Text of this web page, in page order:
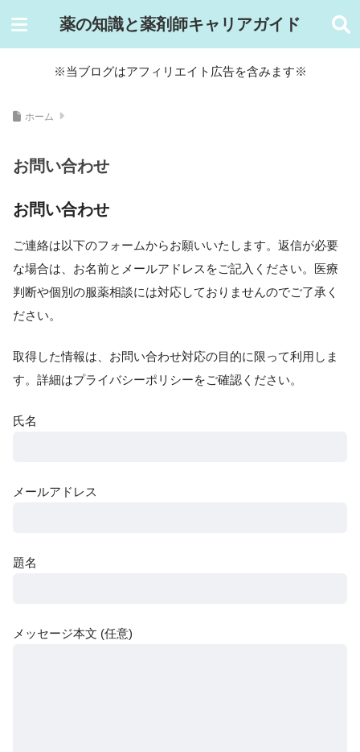
薬の知識と薬剤師キャリアガイド
※当ブログはアフィリエイト広告を含みます※
ホーム
お問い合わせ
お問い合わせ
ご連絡は以下のフォームからお願いいたします。返信が必要
な場合は、お名前とメールアドレスをご記入ください。医療
判断や個別の服薬相談には対応しておりませんのでご了承く
ださい。
取得した情報は、お問い合わせ対応の目的に限って利用しま
す。詳細はプライバシーポリシーをご確認ください。
氏名
メールアドレス
題名
メッセージ本文 (任意)